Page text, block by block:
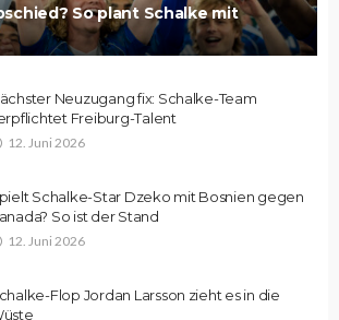
So plant Schalke mit
Neuzugang fix: Schalke-Team
Freiburg-Talent
12. Juni 2026
Schalke-Star Dzeko mit Bosnien gegen
So ist der Stand
12. Juni 2026
Flop Jordan Larsson zieht es in die